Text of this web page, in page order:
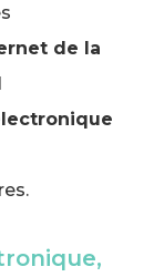
de la